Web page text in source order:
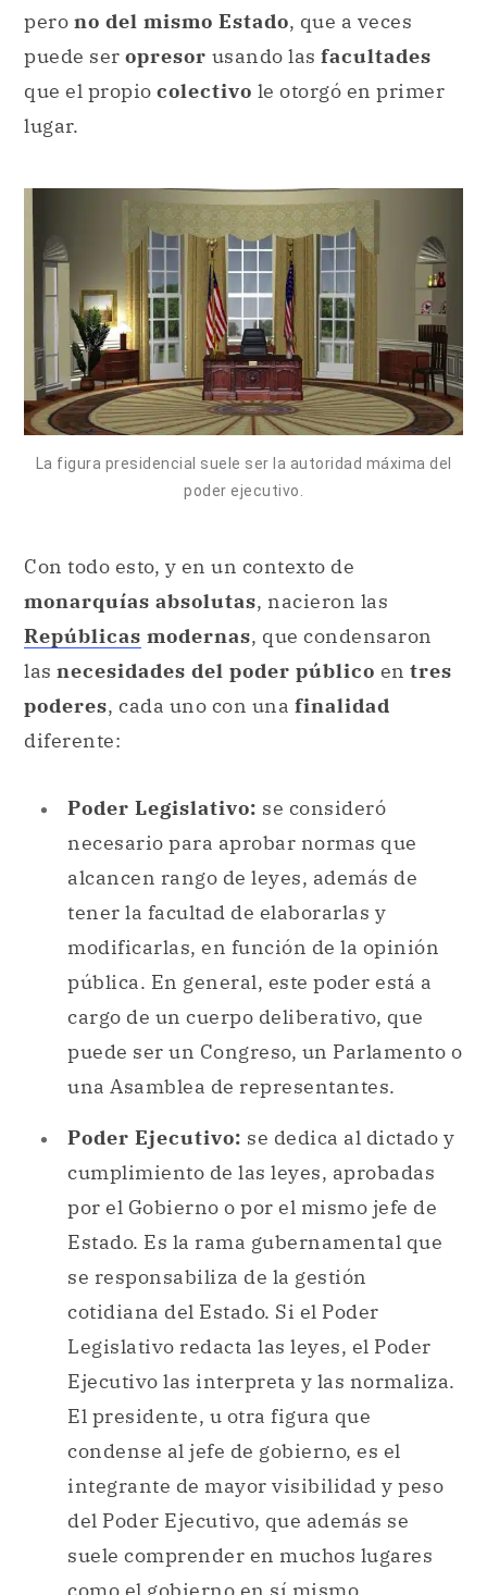
pero no del mismo Estado, que a veces
puede ser opresor usando las facultades
que el propio colectivo le otorgó en primer
lugar.
La figura presidencial suele ser la autoridad máxima del
poder ejecutivo.
Con todo esto, y en un contexto de
monarquías absolutas, nacieron las
Repúblicas modernas, que condensaron
las necesidades del poder público en tres
poderes, cada uno con una finalidad
diferente:
Poder Legislativo: se consideró
necesario para aprobar normas que
alcancen rango de leyes, además de
tener la facultad de elaborarlas y
modificarlas, en función de la opinión
pública. En general, este poder está a
cargo de un cuerpo deliberativo, que
puede ser un Congreso, un Parlamento o
una Asamblea de representantes.
Poder Ejecutivo: se dedica al dictado y
cumplimiento de las leyes, aprobadas
por el Gobierno o por el mismo jefe de
Estado. Es la rama gubernamental que
se responsabiliza de la gestión
cotidiana del Estado. Si el Poder
Legislativo redacta las leyes, el Poder
Ejecutivo las interpreta y las normaliza.
El presidente, u otra figura que
condense al jefe de gobierno, es el
integrante de mayor visibilidad y peso
del Poder Ejecutivo, que además se
suele comprender en muchos lugares
como el gobierno en sí mismo.